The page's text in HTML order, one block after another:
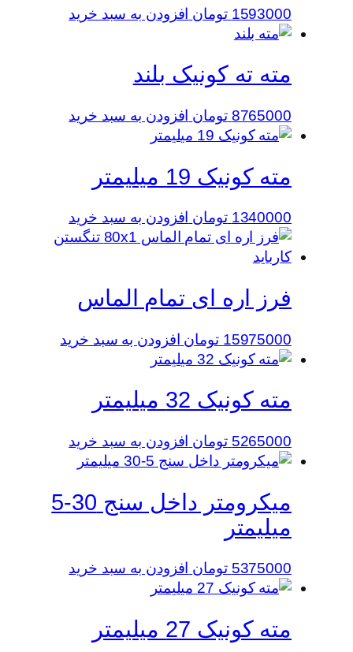
1593000 تومان افزودن به سبد خرید
مته ته کونیک بلند
8765000 تومان افزودن به سبد خرید
مته کونیک 19 میلیمتر
1340000 تومان افزودن به سبد خرید
فرز اره ای تمام الماس
15975000 تومان افزودن به سبد خرید
مته کونیک 32 میلیمتر
5265000 تومان افزودن به سبد خرید
میکرومتر داخل سنج 30-5
میلیمتر
5375000 تومان افزودن به سبد خرید
مته کونیک 27 میلیمتر